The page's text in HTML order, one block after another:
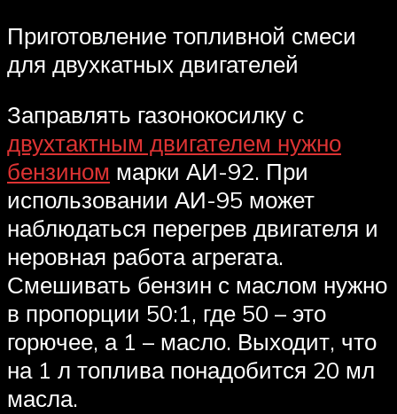
Приготовление топливной смеси
для двухкатных двигателей
Заправлять газонокосилку с
двухтактным двигателем нужно
бензином марки АИ-92. При
использовании АИ-95 может
наблюдаться перегрев двигателя и
неровная работа агрегата.
Смешивать бензин с маслом нужно
в пропорции 50:1, где 50 – это
горючее, а 1 – масло. Выходит, что
на 1 л топлива понадобится 20 мл
масла.